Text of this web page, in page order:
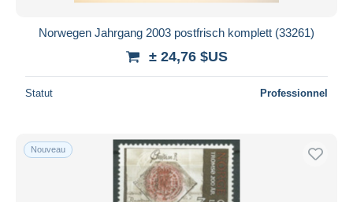
Norwegen Jahrgang 2003 postfrisch komplett (33261)
± 24,76 $US
Statut Professionnel
Nouveau